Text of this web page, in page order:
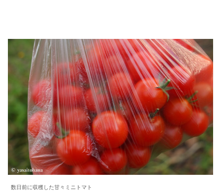
数日前に収穫した甘々ミニトマト